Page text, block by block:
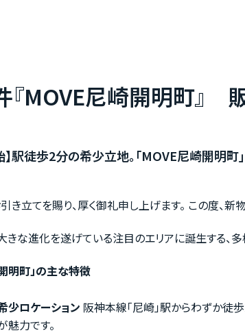
MOVE尼崎開明町』
】駅徒歩2分の希少立地。「MOVE尼崎開明町
き立てを賜り、厚く御礼申し上げます。 この度、
きな進化を遂げている注目のエリアに誕生する、多
明町」の主な特徴
少ロケーション 阪神本線「尼崎」駅からわずか徒
魅力です。